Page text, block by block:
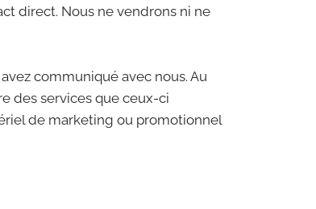
direct. Nous ne vendrons ni ne
communiqué avec nous. Au
des services que ceux-ci
de marketing ou promotionnel